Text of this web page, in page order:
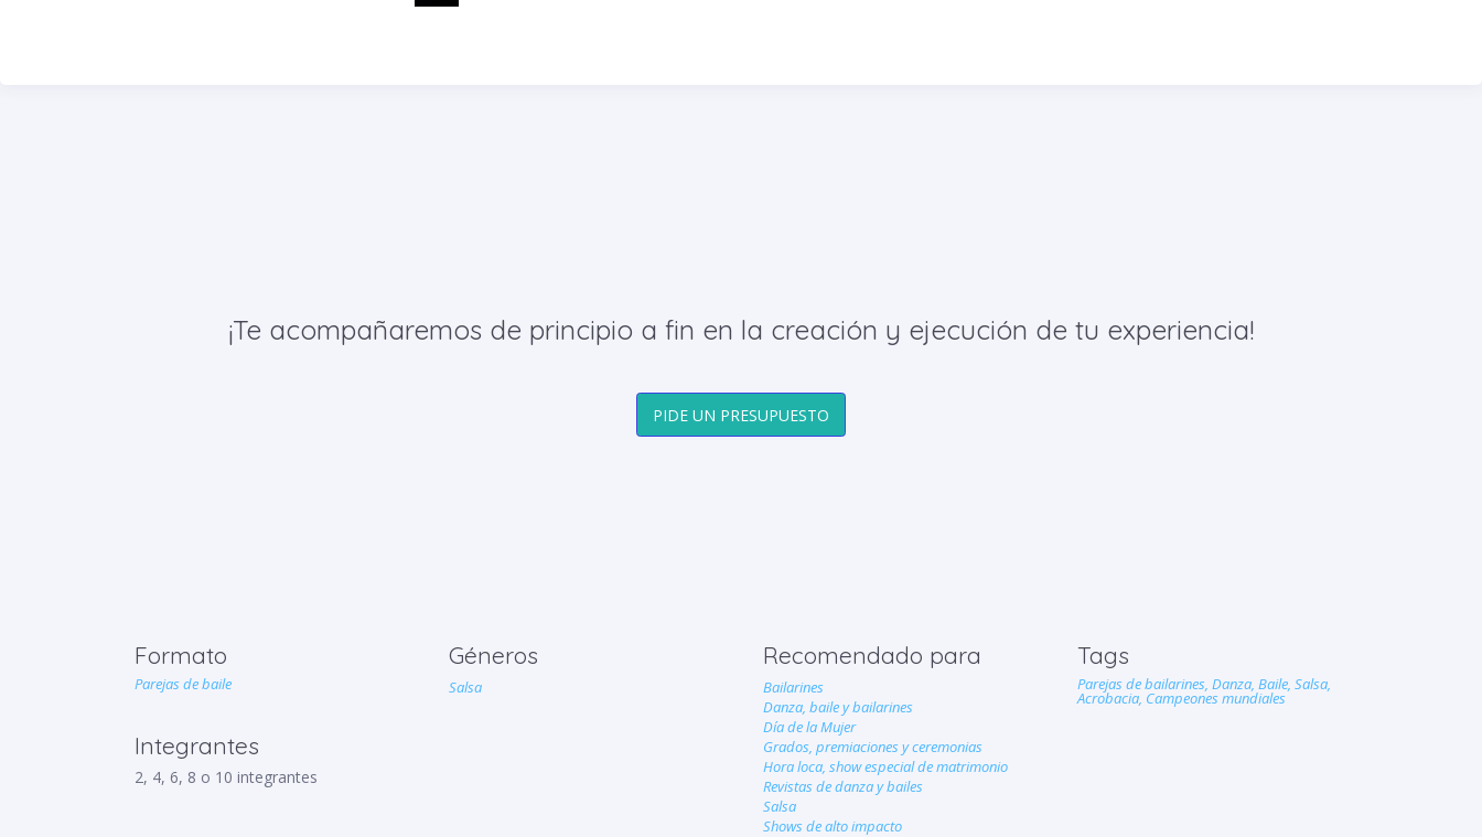
¡Te acompañaremos de principio a fin en la creación y ejecución de tu experiencia!
PIDE UN PRESUPUESTO
Formato
Parejas de baile
Integrantes
2, 4, 6, 8 o 10 integrantes
Géneros
Salsa
Recomendado para
Bailarines
Danza, baile y bailarines
Día de la Mujer
Grados, premiaciones y ceremonias
Hora loca, show especial de matrimonio
Revistas de danza y bailes
Salsa
Shows de alto impacto
Tags
Parejas de bailarines, Danza, Baile, Salsa,
Acrobacia, Campeones mundiales